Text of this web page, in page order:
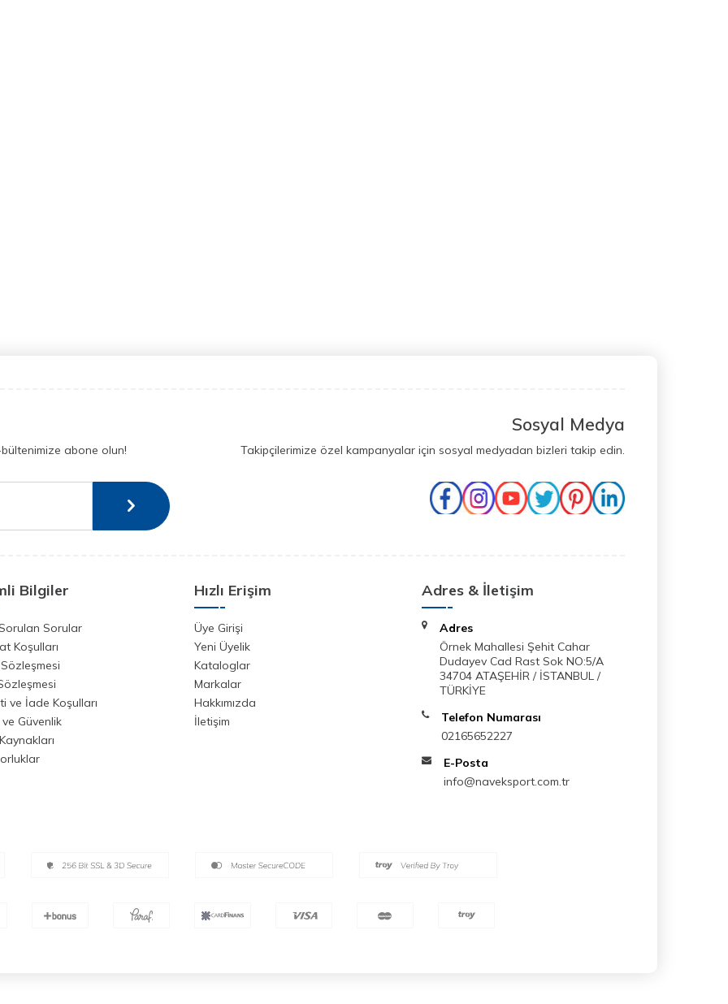
abone olun!
Sosyal Medya
Takipçilerimize özel kampanyalar için sosyal medyadan bizleri takip edin.
Bilgiler
Sorular
Koşulları
ve İade Koşulları
ve Güvenlik
Hızlı Erişim
Üye Girişi
Yeni Üyelik
Kataloglar
Markalar
Hakkımızda
İletişim
Adres & İletişim
Adres
Örnek Mahallesi Şehit Cahar
Dudayev Cad Rast Sok NO:5/A
34704 ATAŞEHİR / İSTANBUL /
TÜRKİYE
Telefon Numarası
02165652227
E-Posta
info@naveksport.com.tr